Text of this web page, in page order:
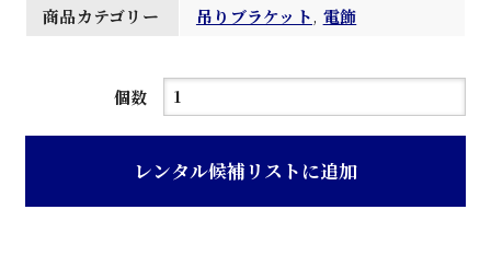
商品カテゴリー
吊りブラケット, 電飾
個数
吊
ラ
レンタル候補リストに追加